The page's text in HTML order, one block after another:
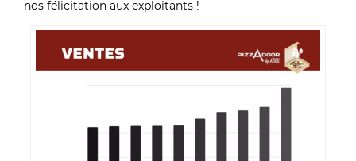
nos félicitation aux exploitants !